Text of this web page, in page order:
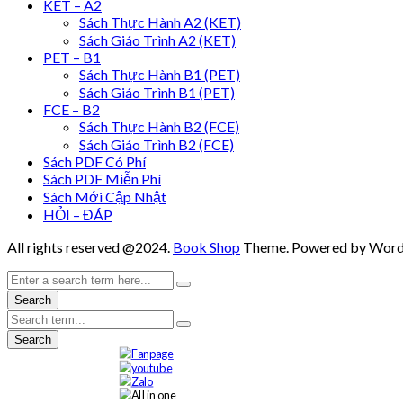
KET – A2
Sách Thực Hành A2 (KET)
Sách Giáo Trình A2 (KET)
PET – B1
Sách Thực Hành B1 (PET)
Sách Giáo Trình B1 (PET)
FCE – B2
Sách Thực Hành B2 (FCE)
Sách Giáo Trình B2 (FCE)
Sách PDF Có Phí
Sách PDF Miễn Phí
Sách Mới Cập Nhật
HỎI – ĐÁP
All rights reserved @2024. Book Shop Theme. Powered by
Search
Search